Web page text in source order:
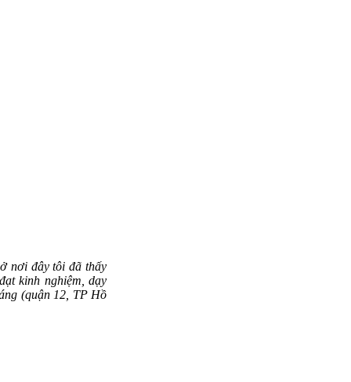
nơi đây tôi đã thấy
kinh nghiệm, dạy
(quận 12, TP Hồ